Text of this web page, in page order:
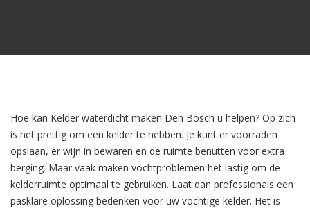
Hoe kan Kelder waterdicht maken Den Bosch u helpen? Op zich
is het prettig om een kelder te hebben. Je kunt er voorraden
opslaan, er wijn in bewaren en de ruimte benutten voor extra
berging. Maar vaak maken vochtproblemen het lastig om de
kelderruimte optimaal te gebruiken. Laat dan professionals een
pasklare oplossing bedenken voor uw vochtige kelder. Het is